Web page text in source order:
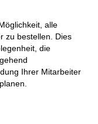
alle
zu bestellen. Dies
die
Ihrer Mitarbeiter